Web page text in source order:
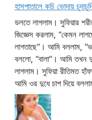
হাসপাতালে কচি ভোদায়
ডলতে লাগলাম। সুফিয়ার
জিজ্ঞেস করলাম, “কেমন
লাগতাছে”। আমি বললাম,
বললো, “বালা”। আমি তখন
লাগলাম। সুফিয়া রীতিমত
আমি ওর দুধে চাপ দিয়ে